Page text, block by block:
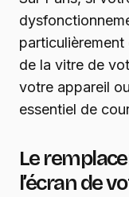
particulièrement
de la vitre de
votre appareil
essentiel de
Le
l’écran de